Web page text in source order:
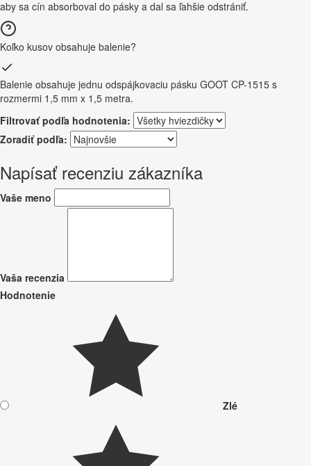
aby sa cín absorboval do pásky a dal sa ľahšie odstrániť.
Koľko kusov obsahuje balenie?
Balenie obsahuje jednu odspájkovaciu pásku GOOT CP-1515 s
rozmermi 1,5 mm x 1,5 metra.
Filtrovať podľa hodnotenia:
Zoradiť podľa:
Napísať recenziu zákazníka
Vaše meno
Vaša recenzia
Hodnotenie
Zlé